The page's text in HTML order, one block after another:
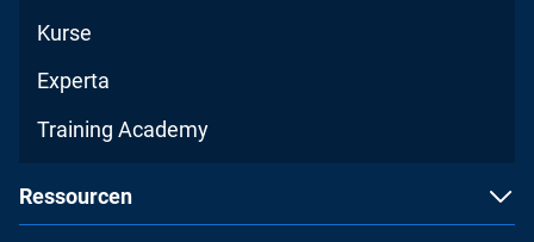
Kurse
Experta
Training Academy
Ressourcen